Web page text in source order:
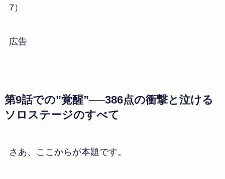
7）
広告
第9話での”覚醒”──386点の衝撃と泣ける
ソロステージのすべて
さあ、ここからが本題です。